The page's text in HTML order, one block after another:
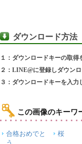
ダウンロード方法
１：ダウンロードキーの取得
２：LINE@に登録しダウン
３：ダウンロードキーを入
この画像のキーワ
合格おめでと
桜